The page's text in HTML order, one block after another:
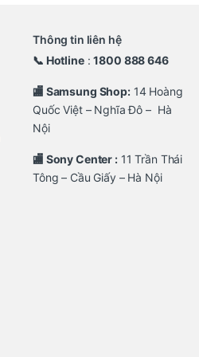
Thông tin liên hệ
📞 Hotline:1800 888 646
🏬 Samsung Shop:14 Hoàng
Quốc Việt – Nghĩa Đô – Hà
Nội
🏬 Sony Center :11 Trần Thái
Tông – Cầu Giấy – Hà Nội